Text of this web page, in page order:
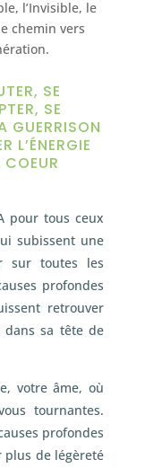
l’Invisible, le
chemin vers
SE
SE
GUERRISON
L’ÉNERGIE
COEUR
pour tous ceux
subissent une
sur toutes les
profondes
retrouver
sa tête de
votre âme, où
tournantes.
profondes
plus de légèreté